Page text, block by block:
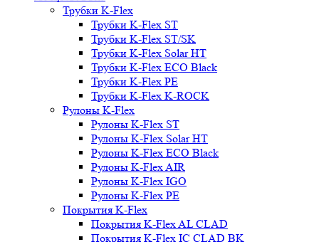
Трубки K-Flex
Трубки K-Flex ST
Трубки K-Flex ST/SK
Трубки K-Flex Solar HT
Трубки K-Flex ECO Black
Трубки K-Flex PE
Трубки K-Flex K-ROCK
Рулоны K-Flex
Рулоны K-Flex ST
Рулоны K-Flex Solar HT
Рулоны K-Flex ECO Black
Рулоны K-Flex AIR
Рулоны K-Flex IGO
Рулоны K-Flex PE
Покрытия K-Flex
Покрытия K-Flex AL CLAD
Покрытия K-Flex IC CLAD BK